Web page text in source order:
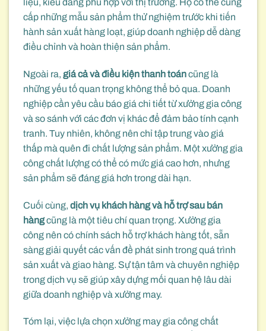
liệu, kiểu dáng phù hợp với thị trường. Họ có thể cung
cấp những mẫu sản phẩm thử nghiệm trước khi tiến
hành sản xuất hàng loạt, giúp doanh nghiệp dễ dàng
điều chỉnh và hoàn thiện sản phẩm.
Ngoài ra, giá cả và điều kiện thanh toáncũng là
những yếu tố quan trọng không thể bỏ qua. Doanh
nghiệp cần yêu cầu báo giá chi tiết từ xưởng gia công
và so sánh với các đơn vị khác để đảm bảo tính cạnh
tranh. Tuy nhiên, không nên chỉ tập trung vào giá
thấp mà quên đi chất lượng sản phẩm. Một xưởng gia
công chất lượng có thể có mức giá cao hơn, nhưng
sản phẩm sẽ đáng giá hơn trong dài hạn.
Cuối cùng, dịch vụ khách hàng và hỗ trợ sau bán
hàngcũng là một tiêu chí quan trọng. Xưởng gia
công nên có chính sách hỗ trợ khách hàng tốt, sẵn
sàng giải quyết các vấn đề phát sinh trong quá trình
sản xuất và giao hàng. Sự tận tâm và chuyên nghiệp
trong dịch vụ sẽ giúp xây dựng mối quan hệ lâu dài
giữa doanh nghiệp và xưởng may.
Tóm lại, việc lựa chọn xưởng may gia công chất